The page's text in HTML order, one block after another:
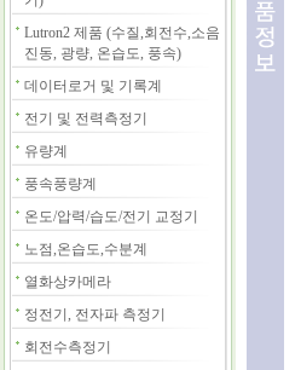
Lutron2 제품 (수질,회전수,소음
진동, 광량, 온습도, 풍속)
데이터로거 및 기록계
전기 및 전력측정기
유량계
풍속풍량계
온도/압력/습도/전기 교정기
노점,온습도,수분계
열화상카메라
정전기, 전자파 측정기
회전수측정기